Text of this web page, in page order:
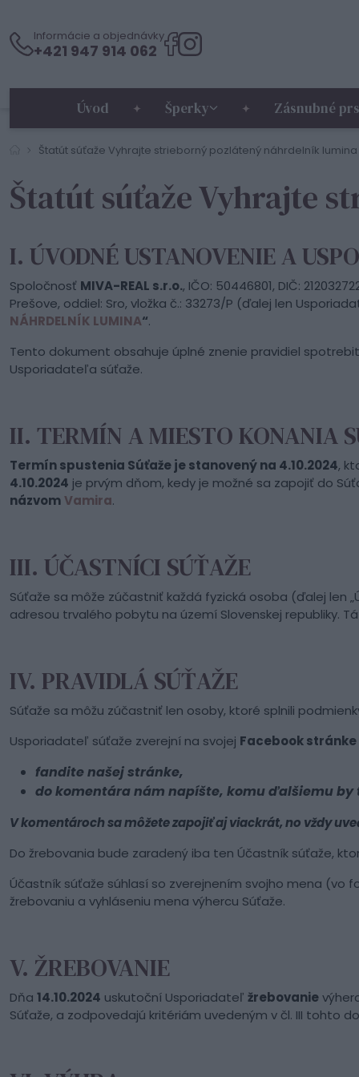
Informácie a objednávky
+421 947 914 062
Úvod Šperky Zásnubné
Štatút súťaže Vyhrajte strieborný pozlátený náhrdelník lumina
Štatút súťaže Vyhrajte
I. ÚVODNÉ USTANOVENIE A
Spoločnosť MIVA-REAL s.r.o., IČO: 50446801, DIČ:
Prešove, oddiel: Sro, vložka č.: 33273/P (ďalej len
NÁHRDELNÍK LUMINA“.
Tento dokument obsahuje úplné znenie pravidiel
Usporiadateľa súťaže.
II. TERMÍN A MIESTO KONANIA
Termín spustenia Súťaže je stanovený na 4.10.2024,
4.10.2024 je prvým dňom, kedy je možné sa zapojiť do
názvomVamira.
III. ÚČASTNÍCI SÚŤAŽE
Súťaže sa môže zúčastniť každá fyzická osoba (ďalej len
adresou trvalého pobytu na území Slovenskej republiky.
IV. PRAVIDLÁ SÚŤAŽE
Súťaže sa môžu zúčastniť len osoby, ktoré splnili
Usporiadateľ súťaže zverejní na svojej Facebook stránke
fandite našej stránke,
do komentára nám napíšte, komu ďalšiemu
V komentároch sa môžete zapojiť aj viackrát, no vždy
Do žrebovania bude zaradený iba ten Účastník súťaže,
Účastník súťaže súhlasí so zverejnením svojho mena (vo
žrebovaniu a vyhláseniu mena výhercu Súťaže.
V. ŽREBOVANIE
Dňa 14.10.2024 uskutoční Usporiadateľ žrebovanie
Súťaže, a zodpovedajú kritériám uvedeným v čl. III tohto